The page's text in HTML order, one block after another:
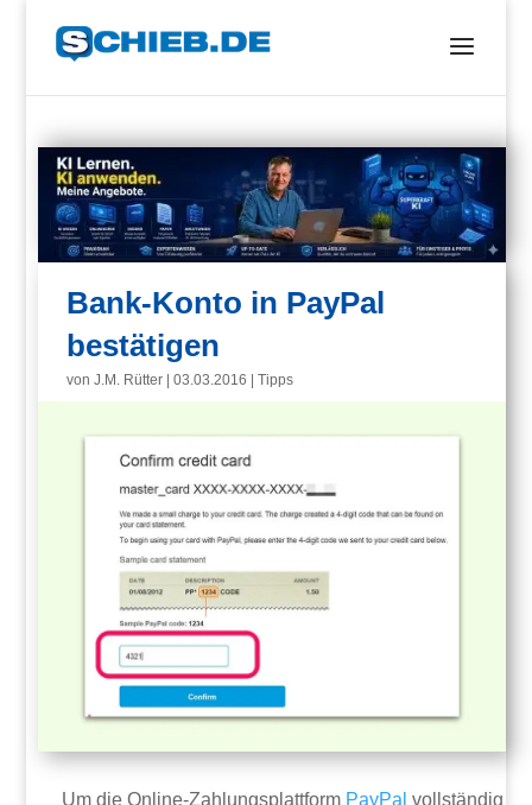
Bank-Konto in PayPal
bestätigen
vonJ.M. Rütter |03.03.2016 |Tipps
Um die Online-Zahlungsplattform PayPal vollständig